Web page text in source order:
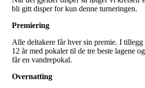
bli gitt disper for kun denne turneringen.
Premiering
Alle deltakere får hver sin premie. I tillegg
12 år med pokaler til de tre beste lagene
får en vandrepokal.
Overnatting